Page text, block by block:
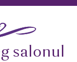
salonul